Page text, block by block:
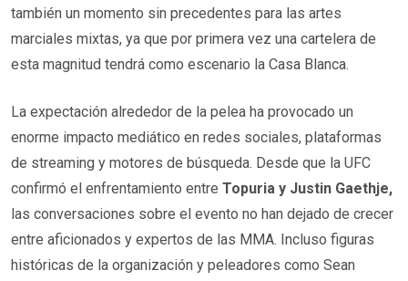
también un momento sin precedentes para las artes
marciales mixtas, ya que por primera vez una cartelera de
esta magnitud tendrá como escenario la Casa Blanca.
La expectación alrededor de la pelea ha provocado un
enorme impacto mediático en redes sociales, plataformas
de streaming y motores de búsqueda. Desde que la UFC
confirmó el enfrentamiento entre Topuria y Justin Gaethje,
las conversaciones sobre el evento no han dejado de crecer
entre aficionados y expertos de las MMA. Incluso figuras
históricas de la organización y peleadores como Sean